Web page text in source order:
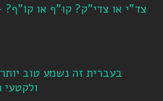
צד"י או צדי"ק? קוּ"ף או
בעברית זה נשמע טוב
ולקטעי